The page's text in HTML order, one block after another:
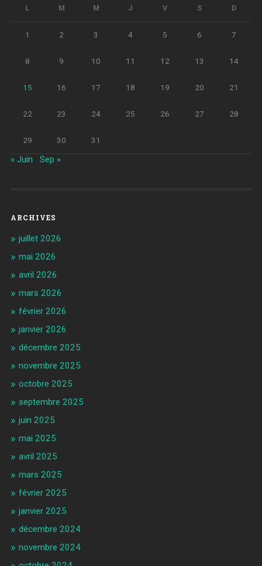
L M M J V S D
1 2 3 4 5 6 7
8 9 10 11 12 13 14
15 16 17 18 19 20 21
22 23 24 25 26 27 28
29 30 31
« Juin Sep »
ARCHIVES
juillet 2026
mai 2026
avril 2026
mars 2026
février 2026
janvier 2026
décembre 2025
novembre 2025
octobre 2025
septembre 2025
juin 2025
mai 2025
avril 2025
mars 2025
février 2025
janvier 2025
décembre 2024
novembre 2024